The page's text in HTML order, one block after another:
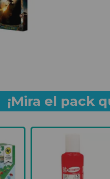
¡Mira el pack